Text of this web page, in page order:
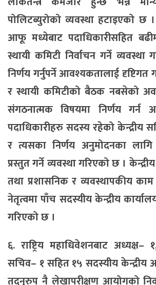
पोलिटब्युरोको व्यवस्था हटाइएको छ
आफू मध्येबाट पदाधिकारीसहित
स्थायी कमिटी निर्वाचन गर्ने व्यवस्था
निर्णय गर्नुपर्ने आवश्यकतालाई दृष्टिगत
र स्थायी कमिटीको बैठक नबसेको
संगठनात्मक विषयमा निर्णय गर्न
पदाधिकारीहरु सदस्य रहेको केन्द्रीय
र त्यसका निर्णय अनुमोदनका लागि
प्रस्तुत गर्ने व्यवस्था गरिएको छ ।
तथा प्रशासनिक र व्यवस्थापकीय
नेतृत्वमा पाँच सदस्यीय केन्द्रीय
गरिएको छ ।
६. राष्ट्रिय महाधिवेशनबाट अध्यक्ष–
सचिव– १ सहित १५ सदस्यीय
तदनुरुप नै लेखापरीक्षण आयोगको